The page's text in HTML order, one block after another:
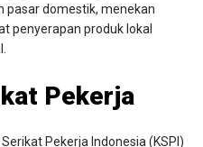
pasar domestik, menekan
penyerapan produk lokal
Pekerja
Pekerja Indonesia (KSPI)